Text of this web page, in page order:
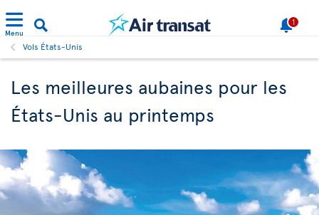
Menu
1
Vols États-Unis
Les meilleures aubaines pour les
États-Unis au printemps